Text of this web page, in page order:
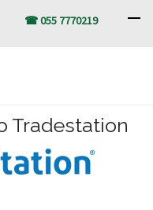
☎ 055 7770219
Tradestation